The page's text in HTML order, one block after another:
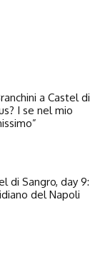
a Castel di
I se nel mio
di Sangro, day 9:
del Napoli